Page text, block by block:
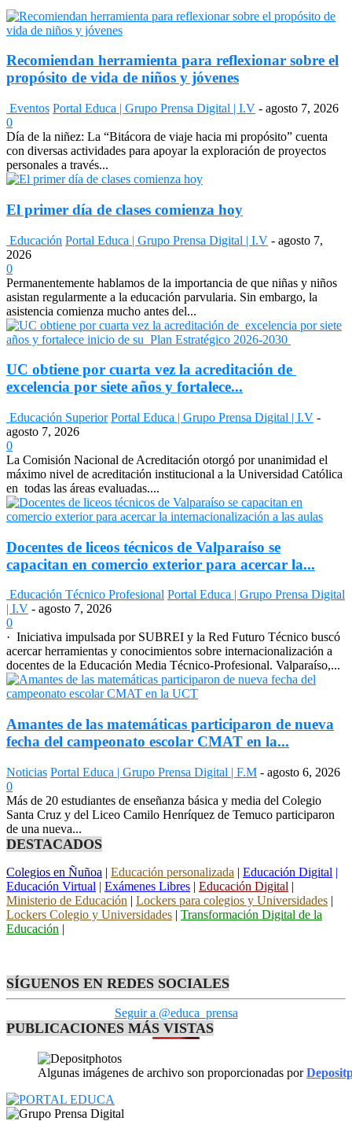
Recomiendan herramienta para reflexionar sobre el
propósito de vida de niños y jóvenes
Eventos Portal Educa | Grupo Prensa Digital | I.V - agosto 7, 2026
0
Día de la niñez: La “Bitácora de viaje hacia mi propósito” cuenta
con diversas actividades para apoyar la exploración de proyectos
personales a través...
El primer día de clases comienza hoy
Educación Portal Educa | Grupo Prensa Digital | I.V - agosto 7,
2026
0
Permanentemente hablamos de la importancia de que niñas y niños
asistan regularmente a la educación parvularia. Sin embargo, la
asistencia comienza mucho antes del...
UC obtiene por cuarta vez la acreditación de
excelencia por siete años y fortalece...
Educación Superior Portal Educa | Grupo Prensa Digital | I.V -
agosto 7, 2026
0
La Comisión Nacional de Acreditación otorgó por unanimidad el
máximo nivel de acreditación institucional a la Universidad Católica
en todas las áreas evaluadas....
Docentes de liceos técnicos de Valparaíso se
capacitan en comercio exterior para acercar la...
Educación Técnico Profesional Portal Educa | Grupo Prensa Digital
| I.V - agosto 7, 2026
0
· Iniciativa impulsada por SUBREI y la Red Futuro Técnico buscó
acercar herramientas y conocimientos sobre internacionalización a
docentes de la Educación Media Técnico-Profesional. Valparaíso,...
Amantes de las matemáticas participaron de nueva
fecha del campeonato escolar CMAT en la...
Noticias Portal Educa | Grupo Prensa Digital | F.M - agosto 6, 2026
0
Más de 20 estudiantes de enseñanza básica y media del Colegio
Santa Cruz y del Liceo Camilo Henríquez de Temuco participaron
de una nueva...
DESTACADOS
Colegios en Ñuñoa | Educación personalizada | Educación Digital |
Educación Virtual | Exámenes Libres | Educación Digital |
Ministerio de Educación | Lockers para colegios y Universidades |
Lockers Colegio y Universidades | Transformación Digital de la
Educación |
SÍGUENOS EN REDES SOCIALES
Seguir a @educa_prensa
PUBLICACIONES MÁS VISTAS
Algunas imágenes de archivo son proporcionadas por